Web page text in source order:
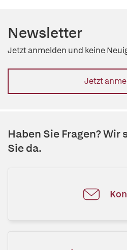
Newsletter
Jetzt anmelden und keine
Jetzt
Haben Sie Fragen?
Sie da.